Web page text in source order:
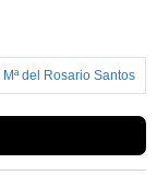
Mª del Rosario Santos